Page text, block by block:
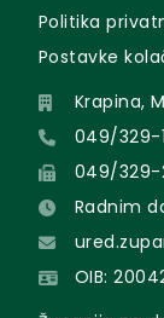
Politika
Postavke
Krapina,
049/329-
049/329-
Radnim
OIB: